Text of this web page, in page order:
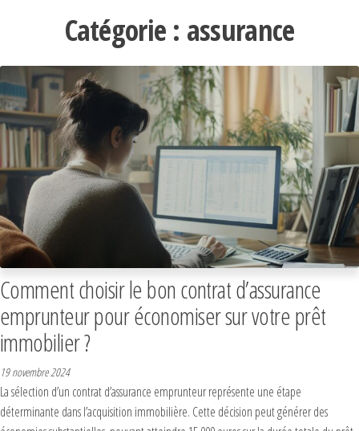
Catégorie : assurance
Comment choisir le bon contrat d’assurance
emprunteur pour économiser sur votre prêt
immobilier ?
19 novembre 2024
La sélection d’un contrat d’assurance emprunteur représente une étape
déterminante dans l’acquisition immobilière. Cette décision peut générer des